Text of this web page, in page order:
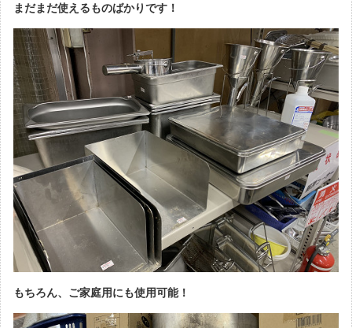
まだまだ使えるものばかりです！
もちろん、ご家庭用にも使用可能！